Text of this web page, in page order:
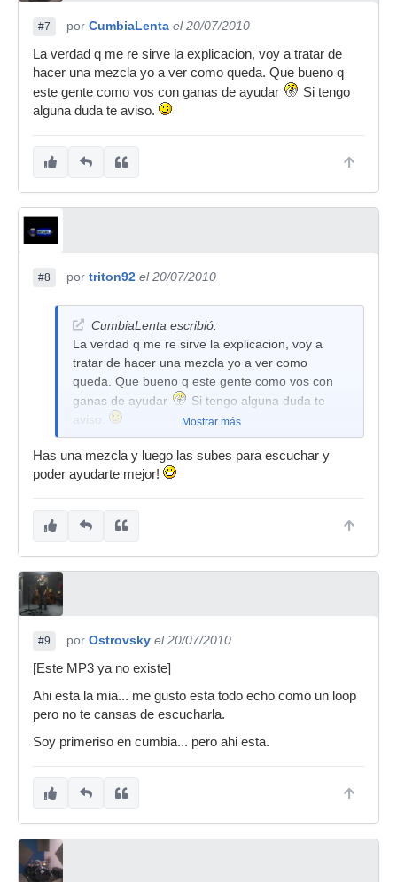
#7 por CumbiaLenta el 20/07/2010
La verdad q me re sirve la explicacion, voy a tratar de
hacer una mezcla yo a ver como queda. Que bueno q
este gente como vos con ganas de ayudar
Si tengo
alguna duda te aviso.
#8 por triton92 el 20/07/2010
CumbiaLenta escribió:
La verdad q me re sirve la explicacion, voy a
tratar de hacer una mezcla yo a ver como
queda. Que bueno q este gente como vos con
ganas de ayudar
Si tengo alguna duda te
aviso.
Mostrar más
Has una mezcla y luego las subes para escuchar y
poder ayudarte mejor!
#9 por Ostrovsky el 20/07/2010
[Este MP3 ya no existe]
Ahi esta la mia... me gusto esta todo echo como un loop
pero no te cansas de escucharla.
Soy primeriso en cumbia... pero ahi esta.